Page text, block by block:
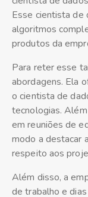
Esse cientista de
algoritmos
produtos da
Para reter esse
abordagens. Ela
o cientista de
tecnologias.
em reuniões de
modo a destacar
respeito aos
Além disso, a
de trabalho e